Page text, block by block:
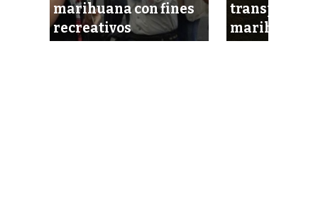
marihuana con fines
recreativos
transportar
marihuana